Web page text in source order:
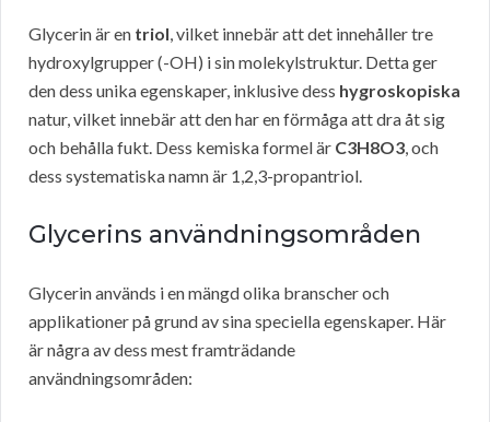
Glycerin är en triol, vilket innebär att det innehåller tre
hydroxylgrupper (-OH) i sin molekylstruktur. Detta ger
den dess unika egenskaper, inklusive dess hygroskopiska
natur, vilket innebär att den har en förmåga att dra åt sig
och behålla fukt. Dess kemiska formel är C3H8O3, och
dess systematiska namn är 1,2,3-propantriol.
Glycerins användningsområden
Glycerin används i en mängd olika branscher och
applikationer på grund av sina speciella egenskaper. Här
är några av dess mest framträdande
användningsområden: